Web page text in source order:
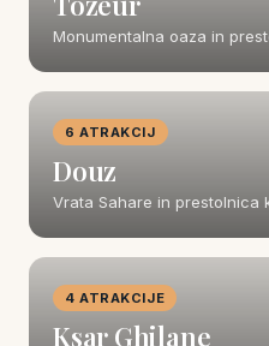
Monumentalna oaza in
6 ATRAKCIJ
Douz
Vrata Sahare in prestolnica
4 ATRAKCIJE
Ksar Ghilane